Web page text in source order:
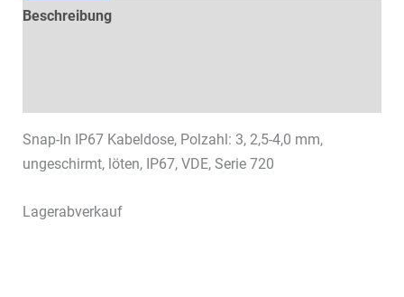
Beschreibung
Snap-In IP67 Kabeldose, Polzahl: 3, 2,5-4,0 mm,
ungeschirmt, löten, IP67, VDE, Serie 720
Lagerabverkauf